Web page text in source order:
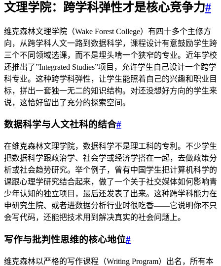
文理学院：跨学科弹性才是核心竞争力#
维克森林文理学院（Wake Forest College）有四十多个主修方
向，从跨学科人文一路到数据科学，课程设计有意鼓励学生跨
三个不同领域选课，而不是埋头啃一个狭窄的专业。近年学校
还推出了”Integrated Studies”项目，允许学生自己设计一个跨学
科专业。这种跨学科弹性，让学生能照着自己的兴趣和职业目
标，拼出一套独一无二的知识结构。对还没想好方向的学生来
说，这恰好留出了充分的探索空间。
数据科学与人文社科的结合#
在维克森林文理学院，数据科学不是理工科的专利。不少学生
把数据科学跟政治学、社会学或经济学搭在一起，去做政策分
析或社会趋势研究。举个例子，曾有中国学生把计算机科学的
课跟心理学研究结合起来，做了一个关于社交媒体如何影响青
少年认知的独立项目，最后还发表了出来。这种跨学科能力在
申研究生院、或者进数据分析行业时很吃香——它说明你不只
会写代码，还能把技术用到解决真实的社会问题上。
写作与批判性思维的核心地位#
维克森林以严格的写作课程（Writing Program）出名，所有本